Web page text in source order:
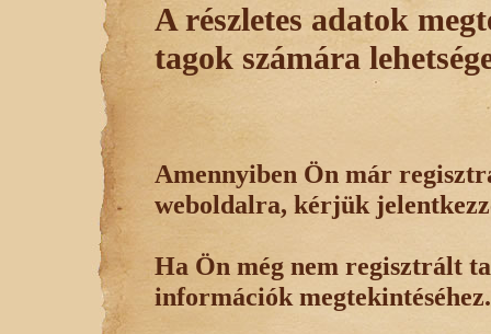
A részletes adatok
tagok számára
Amennyiben Ön már
weboldalra, kérjük
Ha Ön még nem regisztrált
információk megtekintéséhez.